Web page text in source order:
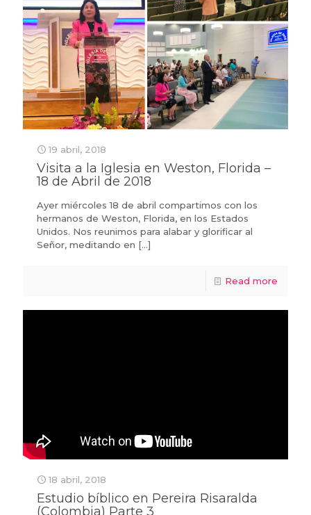
19 abril, 2018
Visita a la Iglesia en Weston, Florida –
18 de Abril de 2018
Ayer miércoles 18 de abril compartimos con los
hermanos de Weston, Florida, en los Estados
Unidos. Nos reunimos para alabar y glorificar al
Señor, meditando en […]
Read more
18 abril, 2018
Estudio bíblico en Pereira Risaralda
(Colombia) Parte 3